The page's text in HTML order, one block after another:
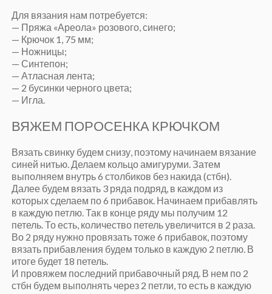
Для вязания нам потребуется:
— Пряжа «Ареола» розового, синего;
— Крючок 1, 75 мм;
— Ножницы;
— Синтепон;
— Атласная лента;
— 2 бусинки черного цвета;
— Игла.
ВЯЖЕМ ПОРОСЕНКА КРЮЧКОМ
Вязать свинку будем снизу, поэтому начинаем вязание
синей нитью. Делаем кольцо амигуруми. Затем
выполняем внутрь 6 столбиков без накида (стбн).
Далее будем вязать 3 ряда подряд, в каждом из
которых сделаем по 6 прибавок. Начинаем прибавлять
в каждую петлю. Так в конце ряду мы получим 12
петель. То есть, количество петель увеличится в 2 раза.
Во 2 ряду нужно провязать тоже 6 прибавок, поэтому
вязать прибавления будем только в каждую 2 петлю. В
итоге будет 18 петель.
И провяжем последний прибавочный ряд. В нем по 2
стбн будем выполнять через 2 петли, то есть в каждую